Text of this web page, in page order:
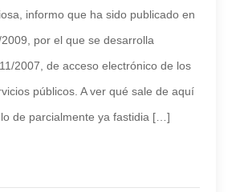
informo que ha sido publicado en
por el que se desarrolla
2007, de acceso electrónico de los
públicos. A ver qué sale de aquí
de parcialmente ya fastidia […]